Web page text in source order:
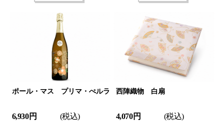
ポール・マス プリマ・ぺルラ
6,930 円 (税込)
西陣織物 白扇
4,070 円 (税込)